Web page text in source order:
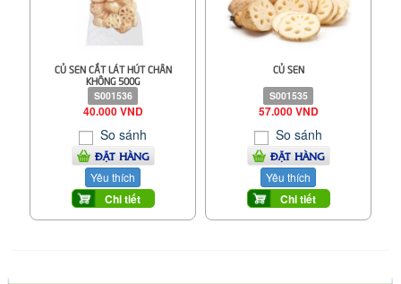
CỦ SEN CẮT LÁT HÚT CHÂN
KHÔNG 500G
S001536
40.000 VND
So sánh
ĐẶT HÀNG
Yêu thích
Chi tiết
CỦ SEN
S001535
57.000 VND
So sánh
ĐẶT HÀNG
Yêu thích
Chi tiết